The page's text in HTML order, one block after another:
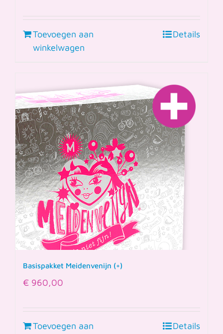
Toevoegen aan
winkelwagen
Details
Basispakket Meidenvenijn (+)
€ 960,00
Toevoegen aan
Details